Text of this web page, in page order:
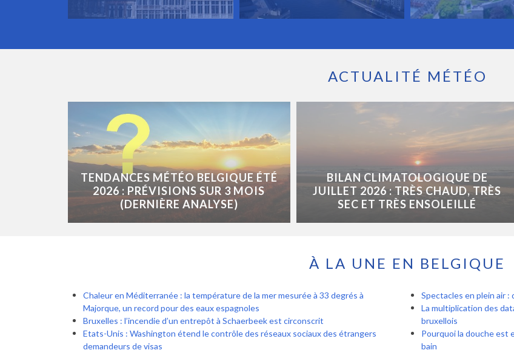
ACTUALITÉ MÉTÉO
TENDANCES MÉTÉO BELGIQUE ÉTÉ
2026 : PRÉVISIONS SUR 3 MOIS
(DERNIÈRE ANALYSE)
BILAN CLIMATOLOGIQUE DE
JUILLET 2026 : TRÈS CHAUD, TRÈS
SEC ET TRÈS ENSOLEILLÉ
À LA UNE EN BELGIQUE
Chaleur en Méditerranée : la température de la mer mesurée à 33 degrés à
Majorque, un record pour des eaux espagnoles
Bruxelles : l’incendie d’un entrepôt à Schaerbeek est circonscrit
Etats-Unis : Washington étend le contrôle des réseaux sociaux des étrangers
demandeurs de visas
Spectacles en plein air :
La multiplication des
bruxellois
Pourquoi la douche est
bain